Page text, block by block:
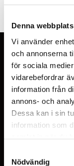
Denna
Vi använder
och annonserna
för sociala
vidarebefordrar
information från
annons- och
Dessa kan i sin
information som
Nödvändig